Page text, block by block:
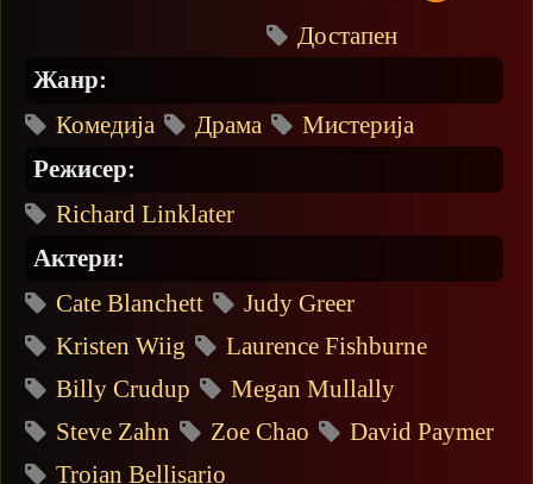
Достапен
Жанр:
Комедија
Драма
Мистерија
Режисер:
Richard Linklater
Актери:
Cate Blanchett
Judy Greer
Kristen Wiig
Laurence Fishburne
Billy Crudup
Megan Mullally
Steve Zahn
Zoe Chao
David Paymer
Troian Bellisario